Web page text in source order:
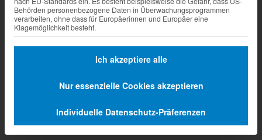
Behörden personenbezogene Daten in Überwachungsprogrammen
verarbeiten, ohne dass für Europäerinnen und Europäer eine
Klagemöglichkeit besteht.
Ich akzeptiere alle
Nur essenzielle Cookies akzeptieren
Individuelle Datenschutz-Präferenzen